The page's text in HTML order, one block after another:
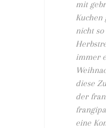
mit
nicht
immer
diese
der
eine